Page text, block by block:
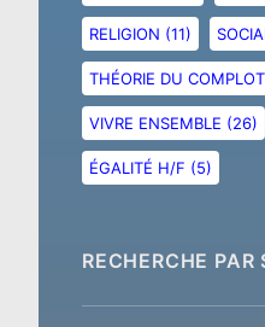
RELIGION (11)
THÉORIE DU COMPLOT
VIVRE ENSEMBLE (26)
ÉGALITÉ H/F (5)
RECHERCHE PAR